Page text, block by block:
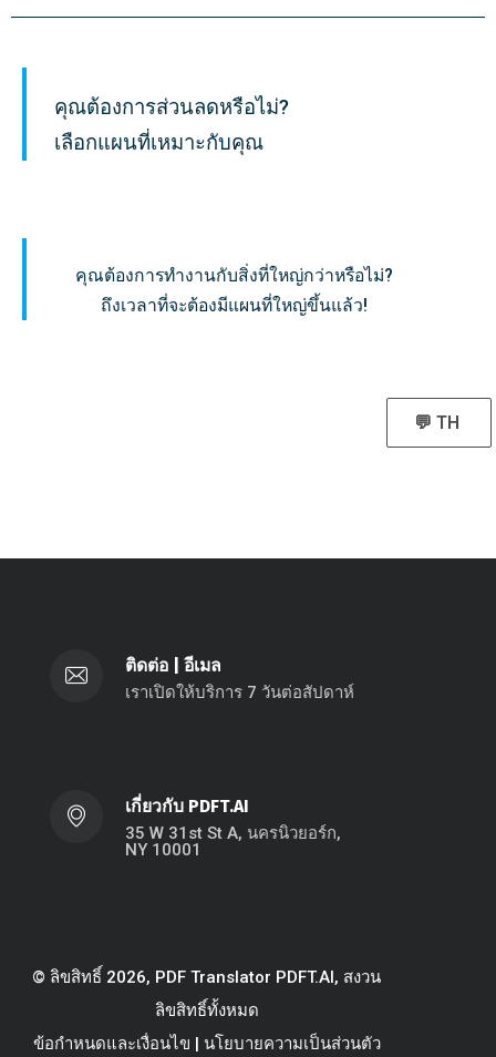
คุณต้องการส่วนลดหรือไม่?
เลือกแผนที่เหมาะกับคุณ
คุณต้องการทำงานกับสิ่งที่ใหญ่กว่าหรือไม่?
ถึงเวลาที่จะต้องมีแผนที่ใหญ่ขึ้นแล้ว!
💬 TH
ติดต่อ อีเมล
เราเปิดให้บริการ 7 วันต่อสัปดาห์
เกี่ยวกับ PDFT.AI
35 W 31st St A, นครนิวยอร์ก,
NY 10001
© ลิขสิทธิ์ 2026, PDF Translator PDFT.AI, สงวน
ลิขสิทธิ์ทั้งหมด
ข้อกำหนดและเงื่อนไข | นโยบายความเป็นส่วนตัว